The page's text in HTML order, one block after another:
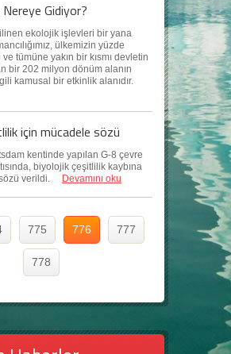
Nereye Gidiyor?
ekolojik işlevleri bir yana
ülkemizin yüzde
tümüne yakın bir kısmı devletin
bir 202 milyon dönüm alanın
kamusal bir etkinlik alanıdır.
için mücadele sözü
kentinde yapılan G-8 çevre
biyolojik çeşitlilik kaybına
sözü verildi.
Devamını oku
775 776 777
778